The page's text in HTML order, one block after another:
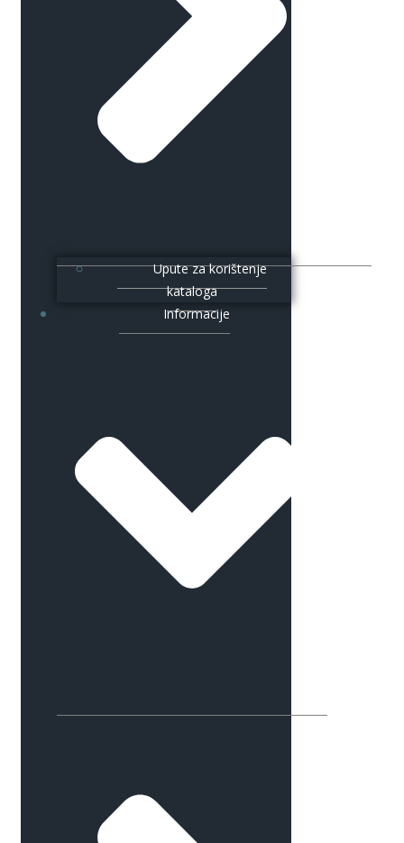
Upute za korištenje
kataloga
Informacije